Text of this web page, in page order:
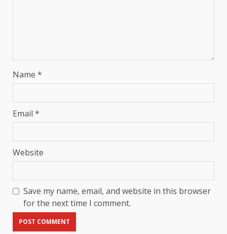
Name *
Email *
Website
Save my name, email, and website in this browser
for the next time I comment.